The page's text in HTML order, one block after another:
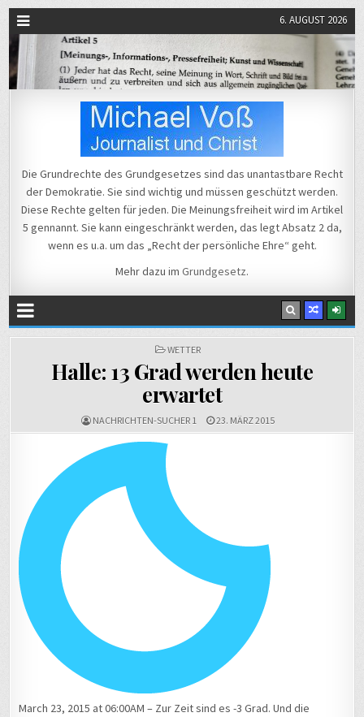
6. AUGUST 2026
Michael Voß
Die Grundrechte des Grundgesetzes sind das unantastbare Recht
der Demokratie. Sie sind wichtig und müssen geschützt werden.
Diese Rechte gelten für jeden. Die Meinungsfreiheit wird im Artikel
5 gennannt. Sie kann eingeschränkt werden, das legt Absatz 2 da,
wenn es u.a. um das „Recht der persönliche Ehre“ geht.
Mehr dazu im Grundgesetz.
POSTED
WETTER
Halle: 13 Grad werden heute
erwartet
NACHRICHTEN-SUCHER 1 23. MÄRZ 2015
March 23, 2015 at 06:00AM – Zur Zeit sind es -3 Grad. Und die